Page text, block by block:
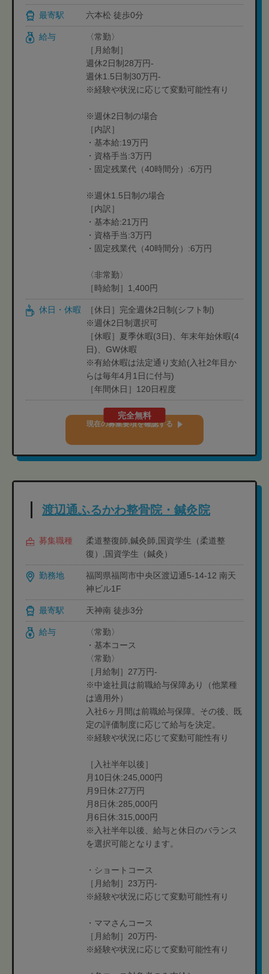
最寄駅 六本松 徒歩0分
給与
〈常勤〉
［月給制］
週休2日制28万円-
週休1.5日制30万円-
※経験や状況に応じて変動可能性有り
※週休2日制の場合
［内訳］
・基本給:19万円
・資格手当:3万円
・固定残業代（40時間分）:6万円
※週休1.5日制の場合
［内訳］
・基本給:21万円
・資格手当:3万円
・固定残業代（40時間分）:6万円
〈非常勤〉
［時給制］1,400円
休日・休暇
［休日］完全週休2日制(シフト制)
※週休2日制選択可
［休暇］夏季休暇(3日)、年末年始休暇(4
日)、GW休暇
※有給休暇は法定通り支給(入社2年目か
らは毎年4月1日に付与)
［年間休日］120日程度
完全無料
現在の募集要項を確認する
渡辺通ふるかわ整骨院・鍼灸院
募集職種
柔道整復師,鍼灸師,国資学生（柔道整
復）,国資学生（鍼灸）
勤務地
福岡県福岡市中央区渡辺通5-14-12 南天
神ビル1F
最寄駅 天神南 徒歩3分
給与
〈常勤〉
・基本コース
〈常勤〉
［月給制］27万円-
※中途社員は前職給与保障あり（他業種
は適用外）
入社6ヶ月間は前職給与保障。その後、既
定の評価制度に応じて給与を決定。
※経験や状況に応じて変動可能性有り
［入社半年以後］
月10日休:245,000円
月9日休:27万円
月8日休:285,000円
月6日休:315,000円
※入社半年以後、給与と休日のバランス
を選択可能となります。
・ショートコース
［月給制］23万円-
※経験や状況に応じて変動可能性有り
・ママさんコース
［月給制］20万円-
※経験や状況に応じて変動可能性有り